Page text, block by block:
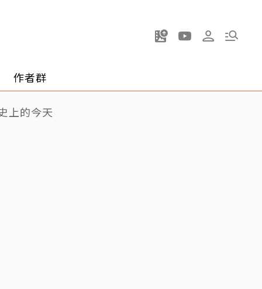
作者群
上的今天